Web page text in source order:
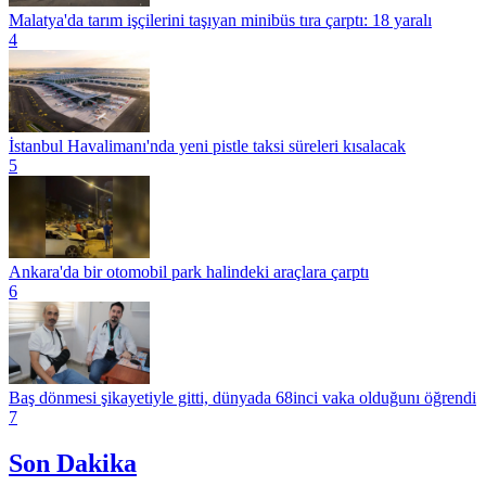
Malatya'da tarım işçilerini taşıyan minibüs tıra çarptı: 18 yaralı
4
İstanbul Havalimanı'nda yeni pistle taksi süreleri kısalacak
5
Ankara'da bir otomobil park halindeki araçlara çarptı
6
Baş dönmesi şikayetiyle gitti, dünyada 68inci vaka olduğunı öğrendi
7
Son Dakika